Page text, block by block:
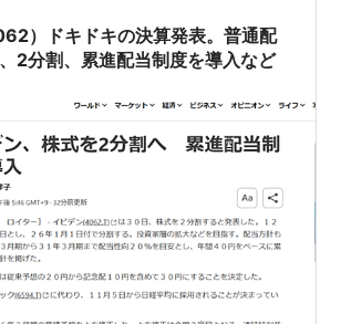
ho.ne.jp/j…
）ドキドキの決算発表。普通配
2分割、累進配当制度を導入など